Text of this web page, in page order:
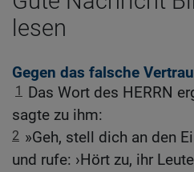
lesen
Gegen das falsche
1
Das Wort des HERRN
sagte zu ihm:
2 »Geh, stell dich an den
und rufe: ›Hört zu, ihr